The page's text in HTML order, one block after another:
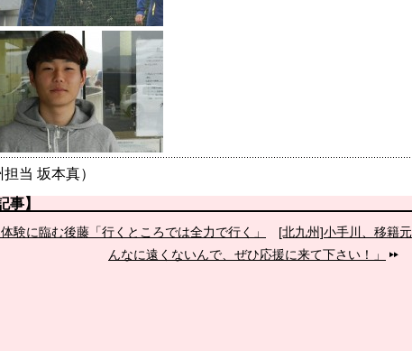
担当 坂本真）
事】
験に臨む後藤「行くところでは全力で行く」
[北九州]小手川、移籍
んなに遠くないんで、ぜひ応援に来て下さい！」